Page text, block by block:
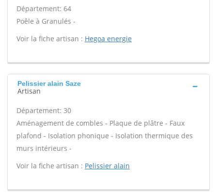
Département: 64
Poêle à Granulés -
Voir la fiche artisan : Hegoa energie
Pelissier alain Saze
Artisan
Département: 30
Aménagement de combles - Plaque de plâtre - Faux
plafond - Isolation phonique - Isolation thermique des
murs intérieurs -
Voir la fiche artisan : Pelissier alain